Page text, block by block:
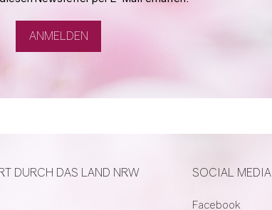
DURCH DAS LAND NRW SOCIAL MEDIA
Facebook